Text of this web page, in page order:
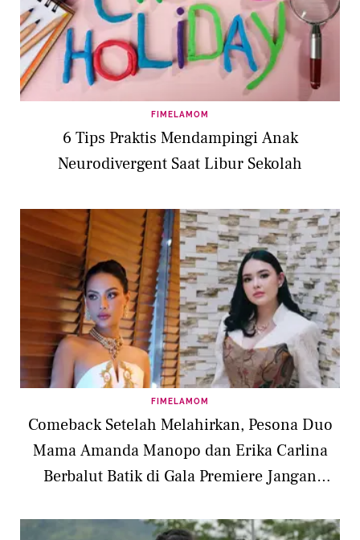
FIMELAMOM
6 Tips Praktis Mendampingi Anak
Neurodivergent Saat Libur Sekolah
FIMELAMOM
Comeback Setelah Melahirkan, Pesona Duo
Mama Amanda Manopo dan Erika Carlina
Berbalut Batik di Gala Premiere Jangan